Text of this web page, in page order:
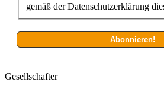
gemäß der Datenschutzerklärung
Gesellschafter